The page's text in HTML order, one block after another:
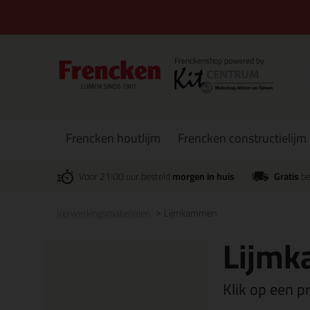
Frencken houtlijm Frencken constructielijm
Voor 21:00 uur besteldmorgen in huis Gratis
Lijmkammen
Klik op een